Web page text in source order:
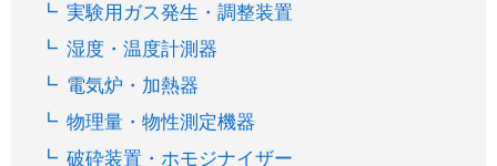
実験用ガス発生・調整装置
湿度・温度計測器
電気炉・加熱器
物理量・物性測定機器
破砕装置・ホモジナイザー